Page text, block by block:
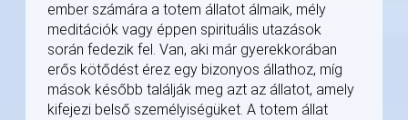
ember számára a totem állatot álmaik, mély
meditációk vagy éppen spirituális utazások
során fedezik fel. Van, aki már gyerekkorában
erős kötődést érez egy bizonyos állathoz, míg
mások később találják meg azt az állatot, amely
kifejezi belső személyiségüket. A totem állat